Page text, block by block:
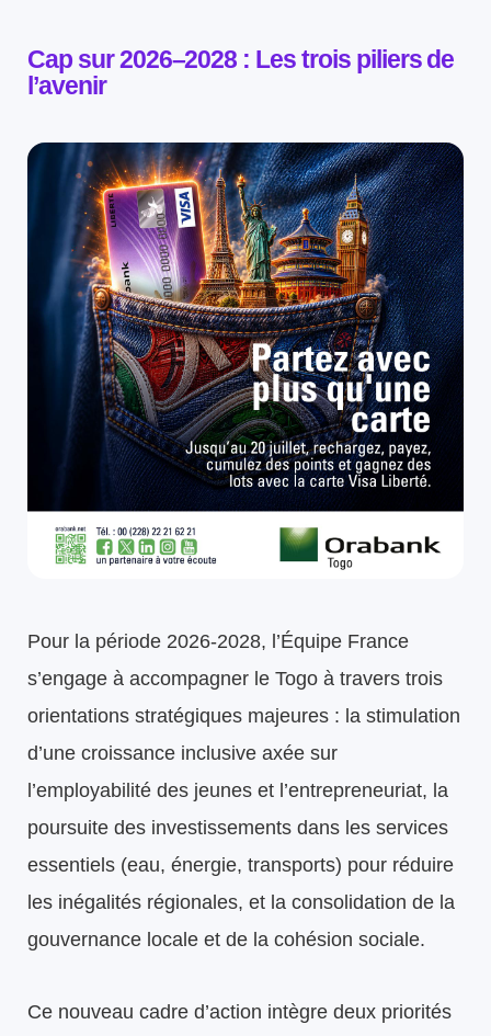
Cap sur 2026–2028 : Les trois piliers de
l’avenir
Pour la période 2026-2028, l’Équipe France
s’engage à accompagner le Togo à travers trois
orientations stratégiques majeures : la stimulation
d’une croissance inclusive axée sur
l’employabilité des jeunes et l’entrepreneuriat, la
poursuite des investissements dans les services
essentiels (eau, énergie, transports) pour réduire
les inégalités régionales, et la consolidation de la
gouvernance locale et de la cohésion sociale.
Ce nouveau cadre d’action intègre deux priorités